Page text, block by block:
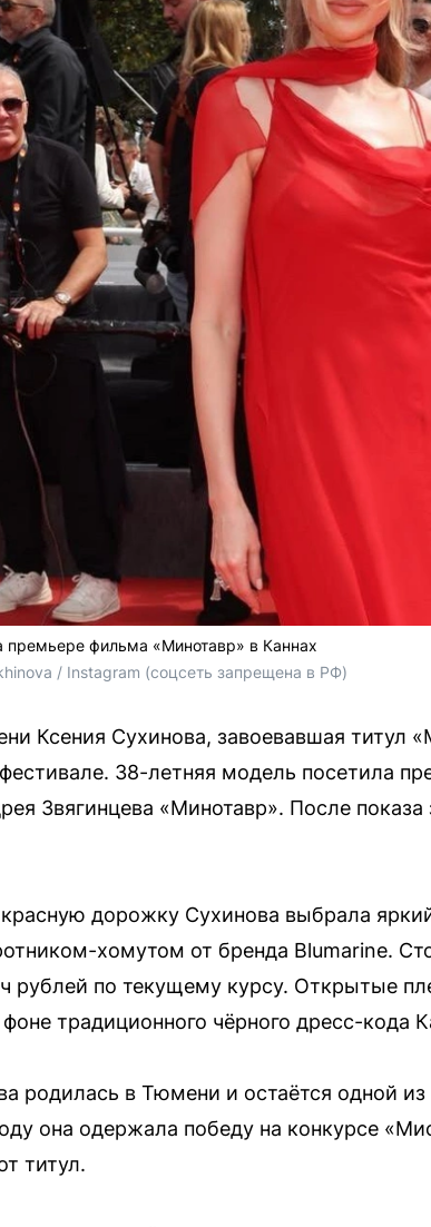
премьере фильма «Минотавр» в Каннах
/ Instagram (соцсеть запрещена в РФ)
Ксения Сухинова, завоевавшая титул
38-летняя модель посетила
Звягинцева «Минотавр». После
дорожку Сухинова выбрала
хомутом от бренда Blumarine.
рублей по текущему курсу. Открытые
традиционного чёрного дресс-кода
родилась в Тюмени и остаётся одной
она одержала победу на конкурсе
титул.